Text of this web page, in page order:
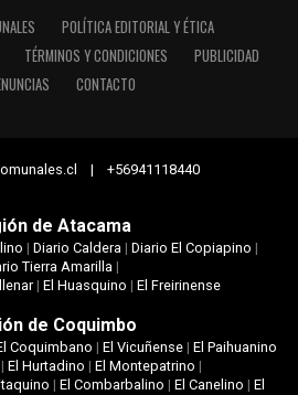
POLÍTICA EDITORIAL Y ÉTICA
TÉRMINOS Y CONDICIONES
PUBLICIDAD
CONTACTO
| +56941118440
de Atacama
| Diario Caldera | Diario El Copiapino |
Tierra Amarilla |
| El Huasquino | El Freirinense
de Coquimbo
Coquimbano | El Vicuñense| El Paihuanino
| El Hurtadino | El Montepatrino |
|El Combarbalino |El Canelino |El